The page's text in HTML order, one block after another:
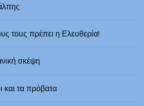
τους πρέπει η Ελευθερία!
σκέψη
και τα πρόβατα